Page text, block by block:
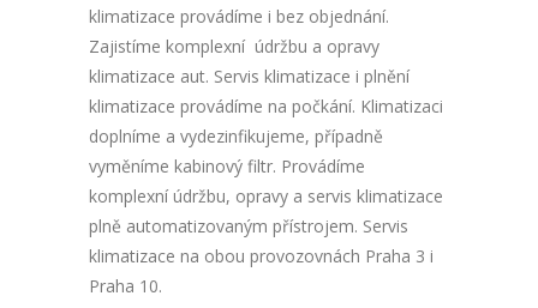
klimatizace provádíme i bez objednání.
Zajistíme komplexní údržbu a opravy
klimatizace aut. Servis klimatizace i plnění
klimatizace provádíme na počkání. Klimatizaci
doplníme a vydezinfikujeme, případně
vyměníme kabinový filtr. Provádíme
komplexní údržbu, opravy a servis klimatizace
plně automatizovaným přístrojem. Servis
klimatizace na obou provozovnách Praha 3 i
Praha 10.